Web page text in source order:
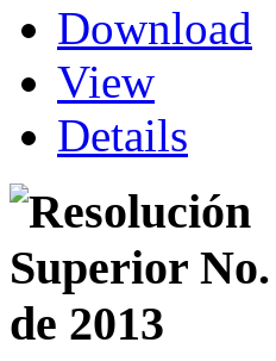
Download
View
Details